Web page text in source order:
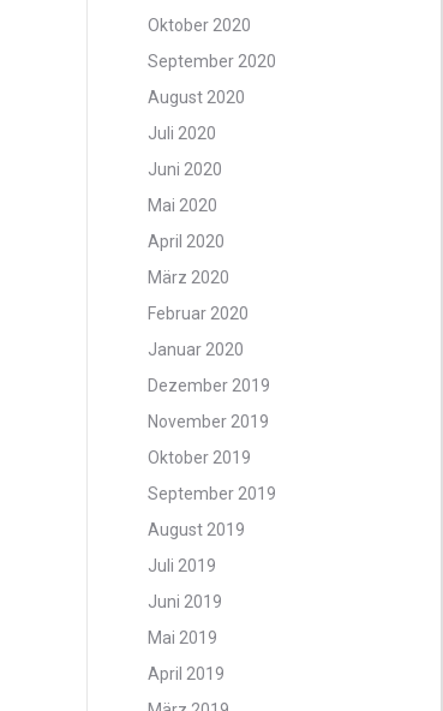
Oktober 2020
September 2020
August 2020
Juli 2020
Juni 2020
Mai 2020
April 2020
März 2020
Februar 2020
Januar 2020
Dezember 2019
November 2019
Oktober 2019
September 2019
August 2019
Juli 2019
Juni 2019
Mai 2019
April 2019